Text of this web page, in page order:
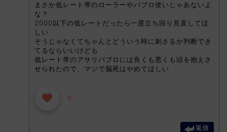
まさか低レート帯のローラーやパブロ使いじゃあないよ
な？
2000以下の低レートだったら一度立ち回り見直してほ
しい
そうじゃなくてちゃんとどういう時に刺さるか判断でき
てるならいいけども
低レート帯のアサリパブロには良くも悪くも頭を抱えさ
せられたので、マジで脳死はやめてほしい
0
返信